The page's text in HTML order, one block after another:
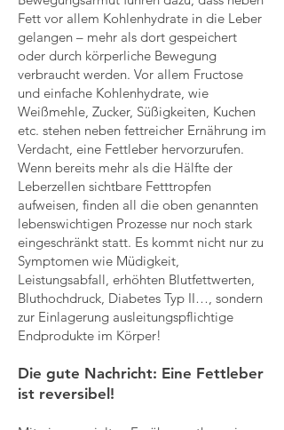
Fett vor allem Kohlenhydrate in die Leber
gelangen – mehr als dort gespeichert
oder durch körperliche Bewegung
verbraucht werden. Vor allem Fructose
und einfache Kohlenhydrate, wie
Weißmehle, Zucker, Süßigkeiten, Kuchen
etc. stehen neben fettreicher Ernährung im
Verdacht, eine Fettleber hervorzurufen.
Wenn bereits mehr als die Hälfte der
Leberzellen sichtbare Fetttropfen
aufweisen, finden all die oben genannten
lebenswichtigen Prozesse nur noch stark
eingeschränkt statt. Es kommt nicht nur zu
Symptomen wie Müdigkeit,
Leistungsabfall, erhöhten Blutfettwerten,
Bluthochdruck, Diabetes Typ II…, sondern
zur Einlagerung ausleitungspflichtige
Endprodukte im Körper!
Die gute Nachricht: Eine Fettleber
ist reversibel!